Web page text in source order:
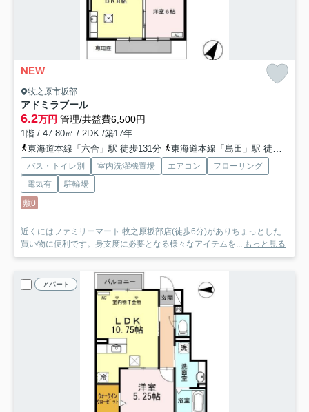
NEW
牧之原市坂部
アドミラブール
6.2万円 管理/共益費6,500円
1階 / 47.80㎡ / 2DK /築17年
東海道本線「六合」駅 徒歩131分
東海道本線「島田」駅 徒歩138分
バス・トイレ別 室内洗濯機置場 エアコン
フローリング
電気有
駐輪場
敷0
近くにはファミリーマート 牧之原坂部店(徒歩6分)がありちょっとした
買い物に便利です。身支度に必要となる様々なアイテムを...
もっと見る
アパート